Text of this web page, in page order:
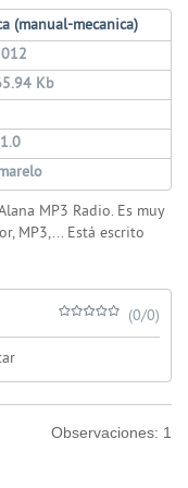
(manual-mecanica)
Kb
1.0
MP3 Radio. Es muy
MP3,... Está escrito
(0/0)
Observaciones: 1